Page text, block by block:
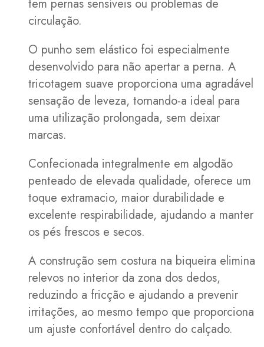
tem pernas sensíveis ou problemas de
circulação.
O punho sem elástico foi especialmente
desenvolvido para não apertar a perna. A
tricotagem suave proporciona uma agradável
sensação de leveza, tornando-a ideal para
uma utilização prolongada, sem deixar
marcas.
Confecionada integralmente em algodão
penteado de elevada qualidade, oferece um
toque extramacio, maior durabilidade e
excelente respirabilidade, ajudando a manter
os pés frescos e secos.
A construção sem costura na biqueira elimina
relevos no interior da zona dos dedos,
reduzindo a fricção e ajudando a prevenir
irritações, ao mesmo tempo que proporciona
um ajuste confortável dentro do calçado.